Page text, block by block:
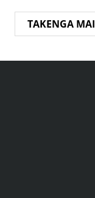
TAKENGA MAI